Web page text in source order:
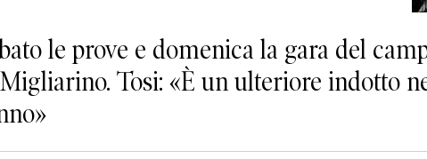
le prove e domenica la gara del
Tosi: «È un ulteriore indotto